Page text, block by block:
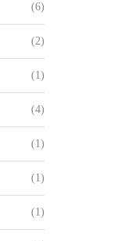
(6)
(2)
(1)
(4)
(1)
(1)
(1)